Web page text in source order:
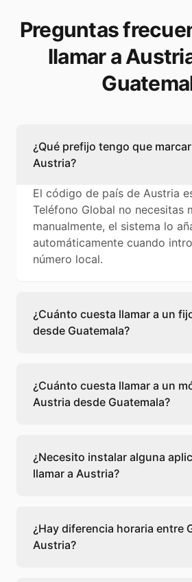
Preguntas
llamar a
¿Qué prefijo tengo que
Austria?
El código de país de Austria
Teléfono Global no necesitas
manualmente, el sistema lo
automáticamente cuando
número local.
¿Cuánto cuesta llamar a un
desde Guatemala?
cuesta 0,32 €/min con
el precio exacto antes de
sepas qué vas a gastar.
¿Cuánto cuesta llamar a un
Austria desde Guatemala?
Guatemala cuesta 0,03 €/min
Global. Pagas solo los
cuotas ni permanencia.
¿Necesito instalar alguna
llamar a Austria?
desde tu navegador web.
conexión a internet y podrás
directamente a Austria.
¿Hay diferencia horaria entre
Austria?